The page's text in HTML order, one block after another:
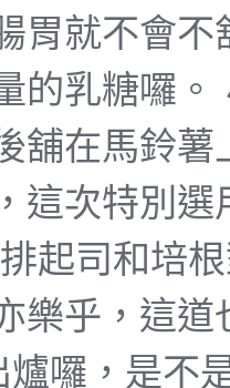
胃就不會
的乳糖囉
舖在馬鈴
這次特別
起司和培
樂乎，這
囉，是不